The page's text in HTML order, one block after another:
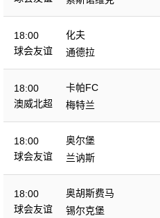
18:00
球会友谊
化夫
通德拉
18:00
澳威北超
卡帕FC
梅特兰
18:00
球会友谊
奥尔堡
兰讷斯
18:00
球会友谊
奥胡斯费马
锡尔克堡